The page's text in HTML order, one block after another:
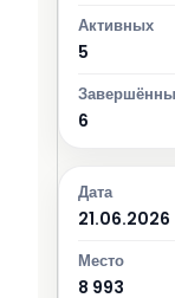
5
6
21.06.2026
8 993